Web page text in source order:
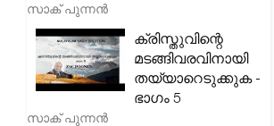
സാക് പുന്നൻ
ക്രിസ്തുവിന്റെ
മടങ്ങിവരവിനായി
തയ്യാറെടുക്കുക -
ഭാഗം 5
സാക് പുന്നൻ